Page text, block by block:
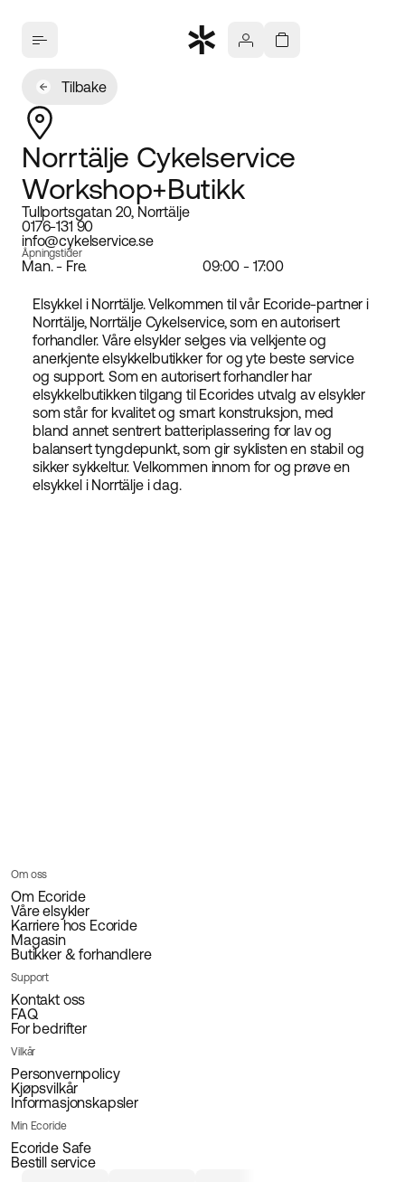
Tilbake
Norrtälje Cykelservice
Workshop+Butikk
Tullportsgatan 20, Norrtälje
0176-131 90
info@cykelservice.se
Åpningstider
Man. - Fre. 09:00 - 17:00
Elsykkel i Norrtälje. Velkommen til vår Ecoride-partner i
Norrtälje, Norrtälje Cykelservice, som en autorisert
forhandler. Våre elsykler selges via velkjente og
anerkjente elsykkelbutikker for og yte beste service
og support. Som en autorisert forhandler har
elsykkelbutikken tilgang til Ecorides utvalg av elsykler
som står for kvalitet og smart konstruksjon, med
bland annet sentrert batteriplassering for lav og
balansert tyngdepunkt, som gir syklisten en stabil og
sikker sykkeltur. Velkommen innom for og prøve en
elsykkel i Norrtälje i dag.
Om oss
Om Ecoride
Våre elsykler
Karriere hos Ecoride
Magasin
Butikker & forhandlere
Support
Kontakt oss
FAQ
For bedrifter
Vilkår
Personvernpolicy
Kjøpsvilkår
Informasjonskapsler
Min Ecoride
Ecoride Safe
Bestill service